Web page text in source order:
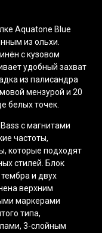
Aquatone Blue
из ольхи.
с кузовом
удобный захват
из палисандра
мензурой и 20
белых точек.
с магнитами
частоты,
которые подходят
стилей. Блок
и двух
верхним
маркерами
типа,
3-слойным